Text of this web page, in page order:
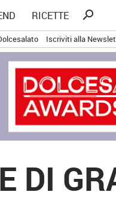
RICETTE
Ricerca
search
Iscriviti alla
DI